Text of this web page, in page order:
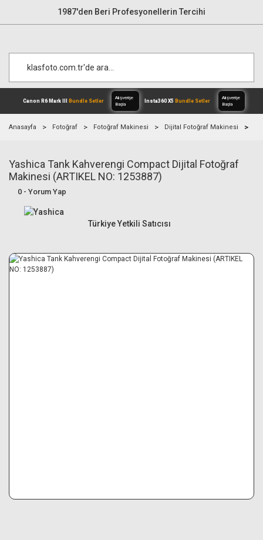
1987'den Beri Profesyonellerin Tercihi
Canon R6 Mark IIIBundle Setler
Alışverişe
Anasayfa Fotoğraf Fotoğraf Makinesi Dijital Fotoğraf Makinesi
Yashica Tank Kahverengi Compact Dijital Fotoğraf
Makinesi (ARTIKEL NO: 1253887)
0 - Yorum Yap
Türkiye Yetkili Satıcısı